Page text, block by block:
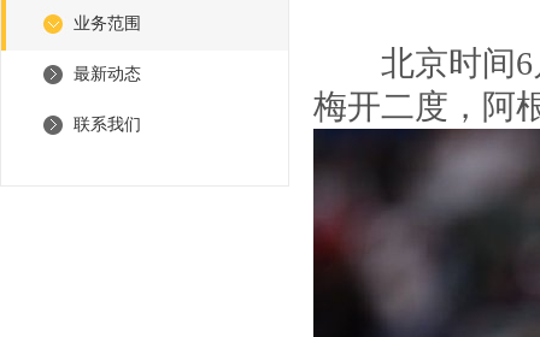
业务范围
最新动态
联系我们
北京时间6月
梅开二度，阿